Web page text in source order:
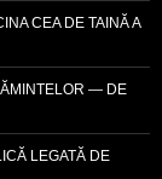
CEA DE TAINĂ A
— DE
LEGATĂ DE